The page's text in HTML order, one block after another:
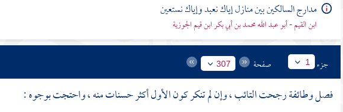
مدارج السالكين بين منازل إياك نعبد وإياك نستعين
ابن القيم - أبو عبد الله محمد بن أبي بكر ابن قيم الجوزية
جزء 1 صفحة 307
فصل وطائفة رجحت التائب ، وإن لم تنكر كون الأول أكثر حسنات منه ، واحتجت بوجوه :